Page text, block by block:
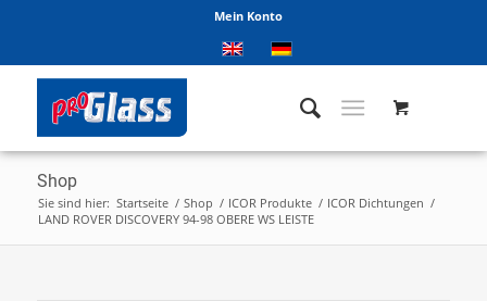
Mein Konto
Shop
Sie sind hier: Startseite / Shop / ICOR Produkte / ICOR Dichtungen /
LAND ROVER DISCOVERY 94-98 OBERE WS LEISTE